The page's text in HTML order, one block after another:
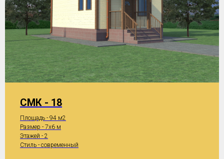
СМК - 18
Площадь - 94 м2
Размер - 7x6 м
Этажей - 2
Стиль - современный